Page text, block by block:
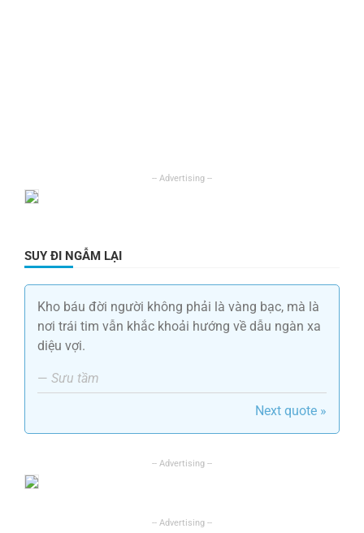
SUY ĐI NGẪM LẠI
Kho báu đời người không phải là vàng bạc, mà là
nơi trái tim vẫn khắc khoải hướng về dẫu ngàn xa
diệu vợi.
— Sưu tầm
Next quote »